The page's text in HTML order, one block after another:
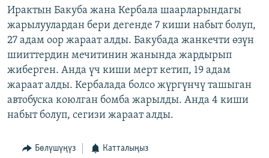
БИЗ ЖАНА ДҮЙНӨ
ДАНИСТЕ
ЭЖЕ-СИҢДИЛЕР
АЗАТТЫК+
ЫҢГАЙСЫЗ СУРООЛОР
Русский
ОНЛАЙН ШЕРИНЕ
Ирактын Бакуба жана Кербала шаарларындагы
жарылуулардан бери дегенде 7 киши набыт болуп,
27 адам оор жараат алды. Бакубада жанкечти өзүн
шииттердин мечитинин жанында жардырып
жиберген. Анда үч киши мерт кетип, 19 адам
жараат алды. Кербалада болсо жүргүнчү ташыган
автобуска коюлган бомба жарылды. Анда 4 киши
набыт болуп, сегизи жараат алды.
Бөлүшүңүз Катталыңыз